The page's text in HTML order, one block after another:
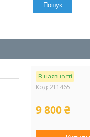
Пошук
В наявності
Код: 211465
9 800 ₴